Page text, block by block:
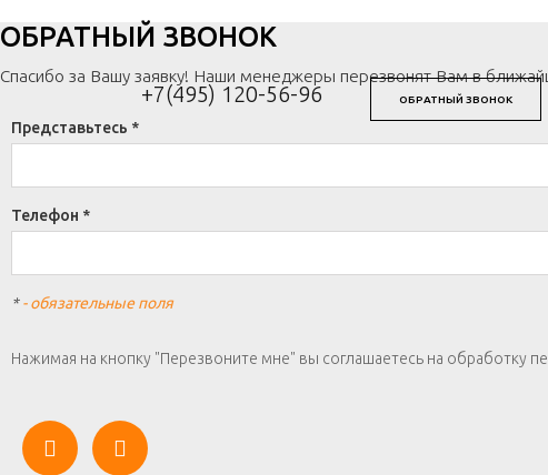
+7(495) 120-56-96 ОБРАТНЫЙ ЗВОНОК
ОБРАТНЫЙ ЗВОНОК
Спасибо за Вашу заявку! Наши менеджеры перезвонят Вам в
Представьтесь *
Телефон *
*- обязательные поля
Нажимая на кнопку "Перезвоните мне" вы соглашаетесь на обработку